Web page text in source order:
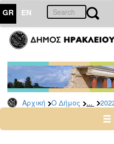
GR EN
Αρχική Ο Δήμος ...
ΔΗΜΟΣ
Δελτία
Τύπου
Αρχείο
2026
2024